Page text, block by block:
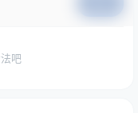
吧